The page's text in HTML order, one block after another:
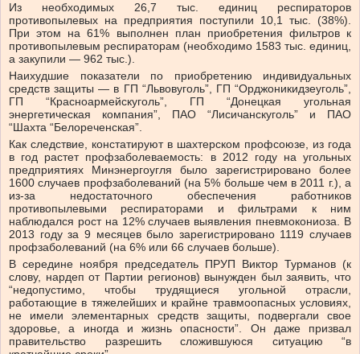
Из необходимых 26,7 тыс. единиц респираторов
противопылевых на предприятия поступили 10,1 тыс. (38%).
При этом на 61% выполнен план приобретения фильтров к
противопылевым респираторам (необходимо 1583 тыс. единиц,
а закупили — 962 тыс.).
Наихудшие показатели по приобретению индивидуальных
средств защиты — в ГП “Львовуголь”, ГП “Орджоникидзеуголь”,
ГП “Красноармейскуголь”, ГП “Донецкая угольная
энергетическая компания”, ПАО “Лисичанскуголь” и ПАО
“Шахта “Белореченская”.
Как следствие, констатируют в шахтерском профсоюзе, из года
в год растет профзаболеваемость: в 2012 году на угольных
предприятиях Минэнергоугля было зарегистрировано более
1600 случаев профзаболеваний (на 5% больше чем в 2011 г.), а
из-за недостаточного обеспечения работников
противопылевыми респираторами и фильтрами к ним
наблюдался рост на 12% случаев выявления пневмокониоза. В
2013 году за 9 месяцев было зарегистрировано 1119 случаев
профзаболеваний (на 6% или 66 случаев больше).
В середине ноября председатель ПРУП Виктор Турманов (к
слову, нардеп от Партии регионов) вынужден был заявить, что
“недопустимо, чтобы трудящиеся угольной отрасли,
работающие в тяжелейших и крайне травмоопасных условиях,
не имели элементарных средств защиты, подвергали свое
здоровье, а иногда и жизнь опасности”. Он даже призвал
правительство разрешить сложившуюся ситуацию “в